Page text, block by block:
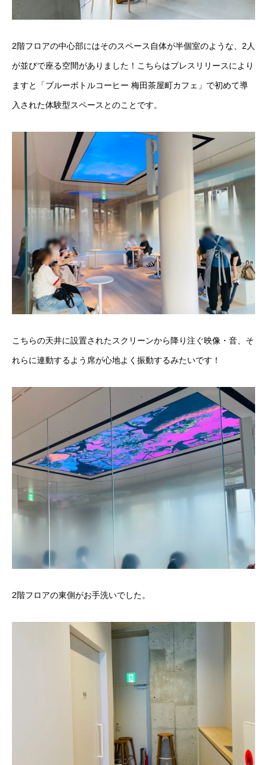
2階フロアの中心部にはそのスペース自体が半個室のような、2人
が並びで座る空間がありました！こちらはプレスリリースにより
ますと「ブルーボトルコーヒー 梅田茶屋町カフェ」で初めて導
入された体験型スペースとのことです。
こちらの天井に設置されたスクリーンから降り注ぐ映像・音、そ
れらに連動するよう席が心地よく振動するみたいです！
2階フロアの東側がお手洗いでした。